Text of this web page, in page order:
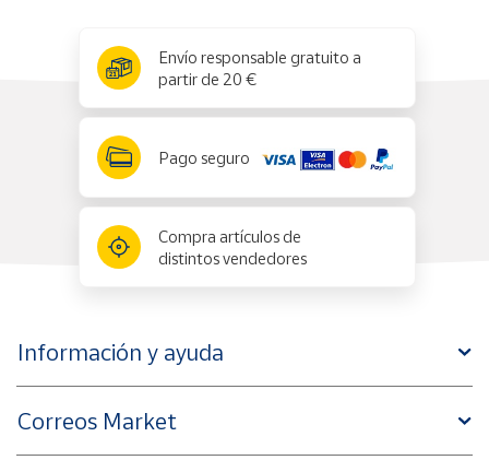
Envío responsable gratuito a
partir de 20 €
Pago seguro
Compra artículos de
distintos vendedores
Información y ayuda
Correos Market